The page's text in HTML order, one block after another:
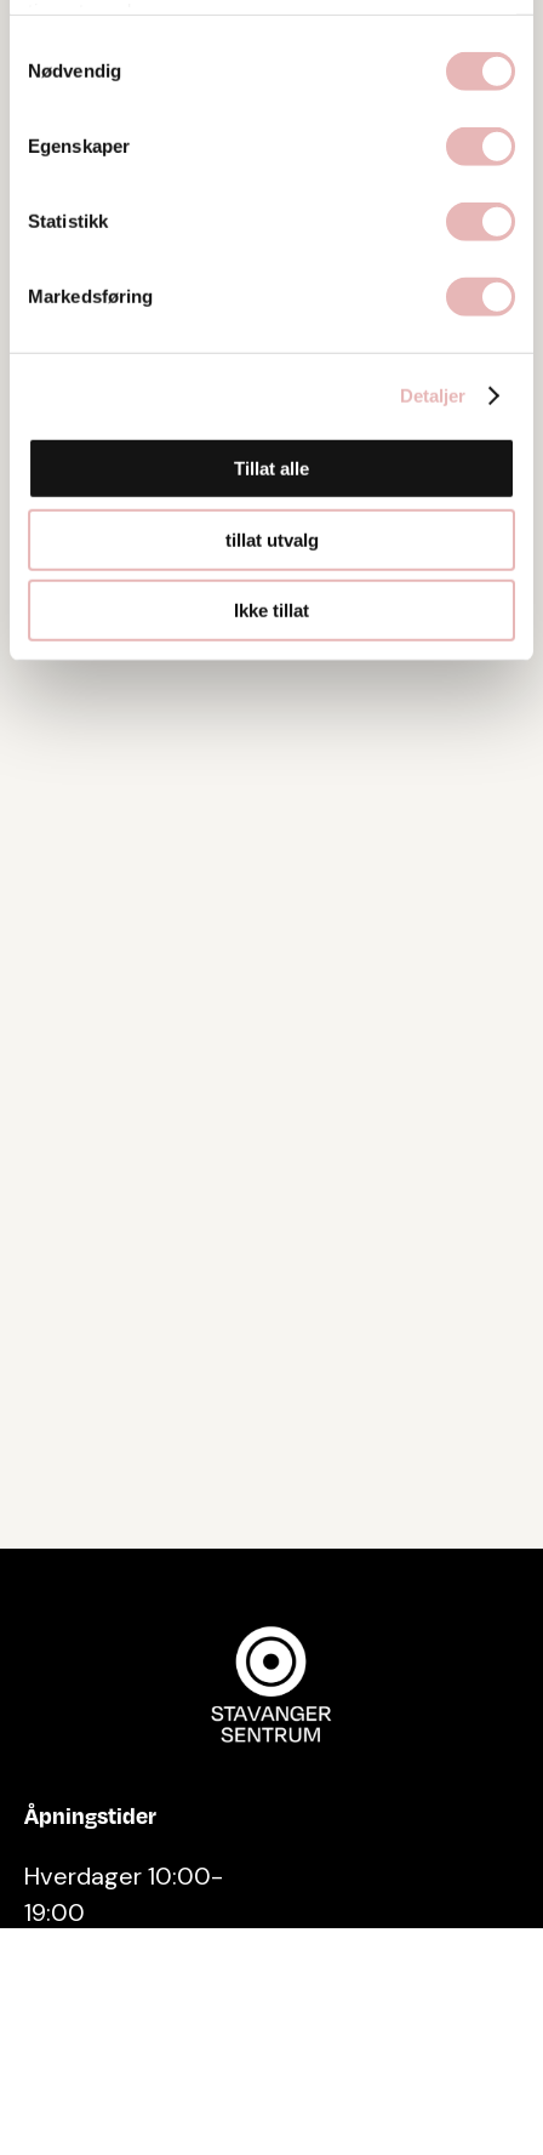
Nødvendig
Egenskaper
Statistikk
Markedsføring
Detaljer
Tillat alle
tillat utvalg
Ikke tillat
Åpningstider
Hverdager 10:00-
19:00